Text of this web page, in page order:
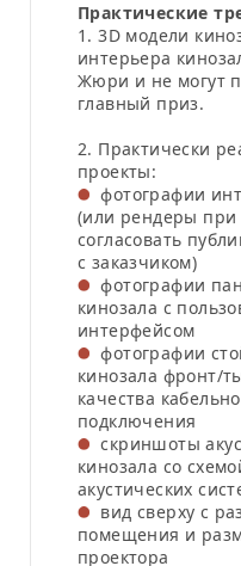
Практические
1. 3D модели
интерьера
Жюри и не могут
главный приз.
2. Практически
проекты:
фотографии
(или рендеры при
согласовать
с заказчиком)
фотографии
кинозала с
интерфейсом
фотографии
кинозала фронт/
качества
подключения
скриншоты
кинозала со
акустических
вид сверху с
помещения и
проектора